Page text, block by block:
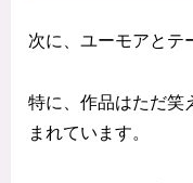
次に、ユーモアとテ
特に、作品はただ笑
まれています。